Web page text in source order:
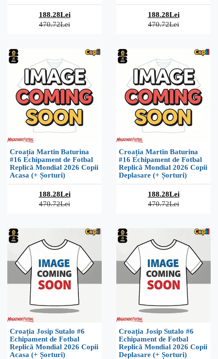
188.28Lei
470.72Lei
188.28Lei
470.72Lei
Croația Martin Baturina
#16 Echipament de Fotbal
Replică Mondial 2026 Copii
Acasa (+ Șorturi)
188.28Lei
470.72Lei
Croația Martin Baturina
#16 Echipament de Fotbal
Replică Mondial 2026 Copii
Deplasare (+ Șorturi)
188.28Lei
470.72Lei
Croația Josip Sutalo #6
Echipament de Fotbal
Replică Mondial 2026 Copii
Acasa (+ Șorturi)
Croația Josip Sutalo #6
Echipament de Fotbal
Replică Mondial 2026 Copii
Deplasare (+ Șorturi)